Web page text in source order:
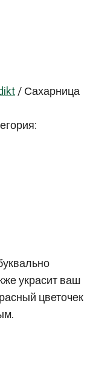
/Сахарница
украсит ваш
цветочек